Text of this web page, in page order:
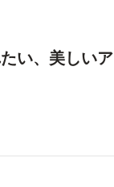
い、美しいア